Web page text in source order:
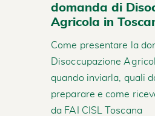
domanda di
Agricola in
Come presentare la
Disoccupazione
quando inviarla, quali
preparare e come
da FAI CISL Toscana